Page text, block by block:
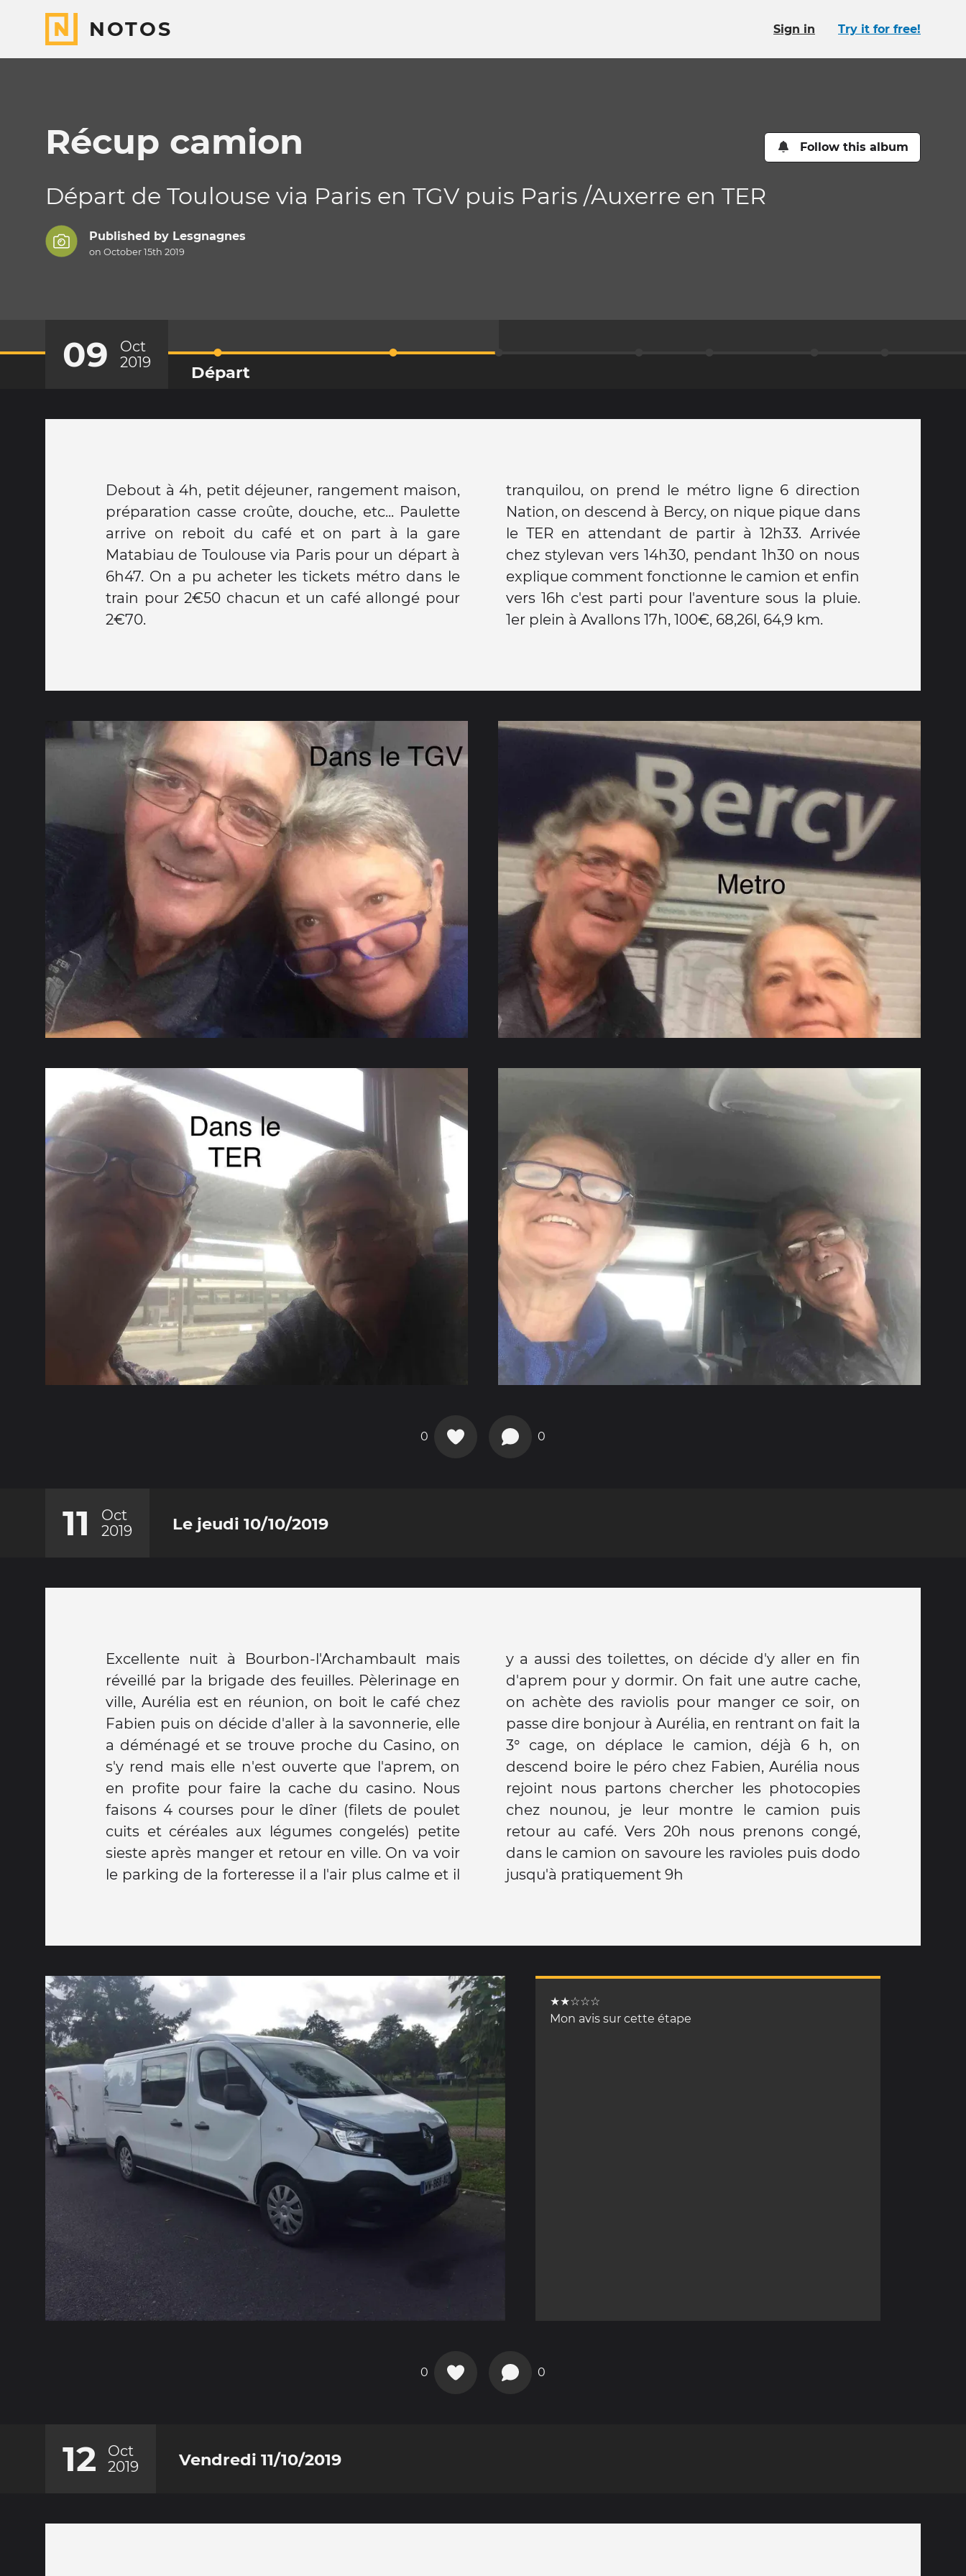
NOTOS Sign in Try it for free!
Récup camion Follow this album
Départ de Toulouse via Paris en TGV puis Paris /Auxerre en TER
Published by Lesgnagnes
on October 15th 2019
09
Oct
2019
Départ
Debout à 4h, petit déjeuner, rangement maison,
préparation casse croûte, douche, etc... Paulette
arrive on reboit du café et on part à la gare
Matabiau de Toulouse via Paris pour un départ à
6h47. On a pu acheter les tickets métro dans le
train pour 2€50 chacun et un café allongé pour
2€70.
tranquilou, on prend le métro ligne 6 direction
Nation, on descend à Bercy, on nique pique dans
le TER en attendant de partir à 12h33. Arrivée
chez stylevan vers 14h30, pendant 1h30 on nous
explique comment fonctionne le camion et enfin
vers 16h c'est parti pour l'aventure sous la pluie.
1er plein à Avallons 17h, 100€, 68,26l, 64,9 km.
0 0
11
Oct
2019
Le jeudi 10/10/2019
Excellente nuit à Bourbon-l'Archambault mais
réveillé par la brigade des feuilles. Pèlerinage en
ville, Aurélia est en réunion, on boit le café chez
Fabien puis on décide d'aller à la savonnerie, elle
a déménagé et se trouve proche du Casino, on
s'y rend mais elle n'est ouverte que l'aprem, on
en profite pour faire la cache du casino. Nous
faisons 4 courses pour le dîner (filets de poulet
cuits et céréales aux légumes congelés) petite
sieste après manger et retour en ville. On va voir
le parking de la forteresse il a l'air plus calme et il
y a aussi des toilettes, on décide d'y aller en fin
d'aprem pour y dormir. On fait une autre cache,
on achète des raviolis pour manger ce soir, on
passe dire bonjour à Aurélia, en rentrant on fait la
3° cage, on déplace le camion, déjà 6 h, on
descend boire le péro chez Fabien, Aurélia nous
rejoint nous partons chercher les photocopies
chez nounou, je leur montre le camion puis
retour au café. Vers 20h nous prenons congé,
dans le camion on savoure les ravioles puis dodo
jusqu'à pratiquement 9h
★★☆☆☆
Mon avis sur cette étape
0 0
12
Oct
2019
Vendredi 11/10/2019